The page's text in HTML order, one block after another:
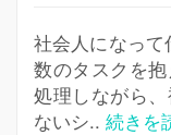
社会人になっ
数のタスクを
処理しながら
ないシ.. 続きを